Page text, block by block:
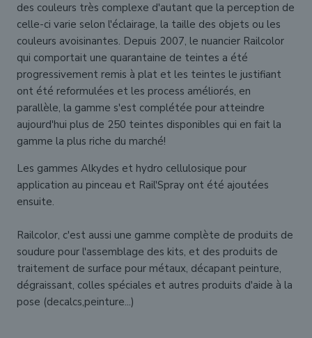
des couleurs très complexe d'autant que la perception de
celle-ci varie selon l'éclairage, la taille des objets ou les
couleurs avoisinantes. Depuis 2007, le nuancier Railcolor
qui comportait une quarantaine de teintes a été
progressivement remis à plat et les teintes le justifiant
ont été reformulées et les process améliorés, en
parallèle, la gamme s'est complétée pour atteindre
aujourd'hui plus de 250 teintes disponibles qui en fait la
gamme la plus riche du marché!
Les gammes Alkydes et hydro cellulosique pour
application au pinceau et Rail'Spray ont été ajoutées
ensuite.
Railcolor, c'est aussi une gamme complète de produits de
soudure pour l'assemblage des kits, et des produits de
traitement de surface pour métaux, décapant peinture,
dégraissant, colles spéciales et autres produits d'aide à la
pose (decalcs,peinture...)